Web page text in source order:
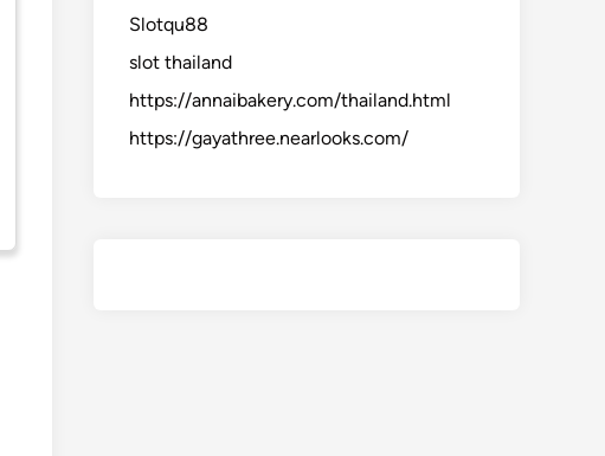
Slotqu88
slot thailand
https://annaibakery.com/thailand.html
https://gayathree.nearlooks.com/